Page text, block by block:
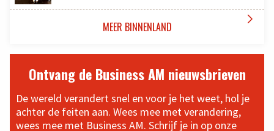
MEER BINNENLAND 
Ontvang de Business AM nieuwsbrieven
De wereld verandert snel en voor je het weet, hol je
achter de feiten aan. Wees mee met verandering,
wees mee met Business AM. Schrijf je in op onze